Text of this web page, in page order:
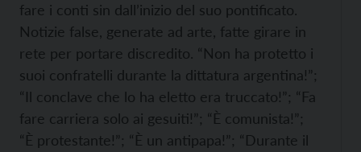
fare i conti sin dall’inizio del suo pontificato.
Notizie false, generate ad arte, fatte girare in
rete per portare discredito. “Non ha protetto i
suoi confratelli durante la dittatura argentina!”;
“Il conclave che lo ha eletto era truccato!”; “Fa
fare carriera solo ai gesuiti!”; “È comunista!”;
“È protestante!”; “È un antipapa!”; “Durante il